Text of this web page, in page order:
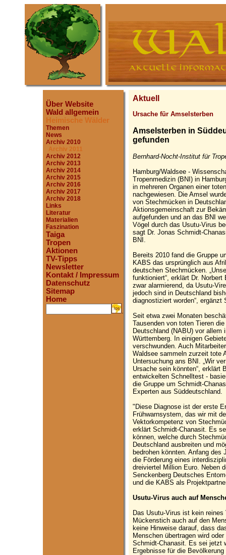
Über Website
Wald allgemein
Heimische Wälder
Themen
News
Archiv 2010
Archiv 2011
Archiv 2012
Archiv 2013
Archiv 2014
Archiv 2015
Archiv 2016
Archiv 2017
Archiv 2018
Links
Literatur
Materialien
Faszination
Taiga
Tropen
Aktionen
TV-Tipps
Newsletter
Kontakt / Impressum
Datenschutz
Sitemap
Home
.
Aktuell
Ursache für Amselsterben
Amselsterben in
gefunden
Bernhard-Nocht-Institut für
Hamburg/Waldsee -
Tropenmedizin (BNI) in
in mehreren Organen einer
nachgewiesen. Die Amsel
von Stechmücken in
Aktionsgemeinschaft zur
aufgefunden und an das BNI
Vögel durch das Usutu-Virus
sagt Dr. Jonas Schmidt-
BNI.
Bereits 2010 fand die Gruppe
KABS das ursprünglich aus
deutschen Stechmücken.
funktioniert“, erklärt Dr.
zwar alarmierend, da Usutu-
jedoch sind in Deutschland
diagnostiziert worden“, ergänzt
Seit etwa zwei Monaten
Tausenden von toten Tieren
Deutschland (NABU) vor allem
Württemberg. In einigen
verschwunden. Auch
Waldsee sammeln zurzeit tote
Untersuchung ans BNI. „Wir
Ursache sein könnten“, erklärt
entwickelten Schnelltest -
die Gruppe um Schmidt-
Experten aus Süddeutschland.
"Diese Diagnose ist der erste
Frühwarnsystem, das wir mit
Vektorkompetenz von
erklärt Schmidt-Chanasit. Es
können, welche durch
Deutschland ausbreiten und
bedrohen könnten. Anfang des
die Förderung eines
dreiviertel Million Euro. Neben
Senckenberg Deutsches
und die KABS als
Usutu-Virus auch auf
Das Usutu-Virus ist kein
Mückenstich auch auf den
keine Hinweise darauf, dass
Menschen übertragen wird
Schmidt-Chanasit. Es sei jetzt
Ergebnisse für die